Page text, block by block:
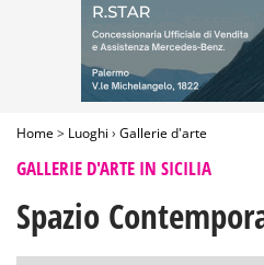
Home> Luoghi › Gallerie d'arte
GALLERIE D'ARTE IN SICILIA
Spazio